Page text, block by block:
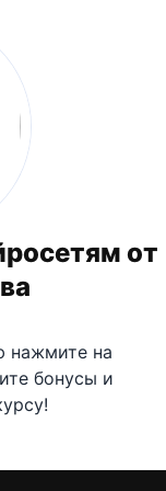
от
нажмите на
бонусы и